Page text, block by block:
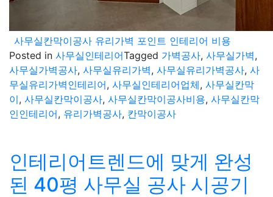
사무실칸막이공사 유리가벽 포인트 인테리어 비용
Posted in 사무실인테리어Tagged 가벽공사, 사무실가벽,
사무실가벽공사, 사무실유리가벽, 사무실유리가벽공사, 사
무실유리가벽인테리어, 사무실인테리어업체, 사무실칸막
이, 사무실칸막이공사, 사무실칸막이공사비용, 사무실칸막
인인테리어, 유리가벽공사, 칸막이공사
인테리어트렌드에 맞게 완성
된 40평 사무실 공사 시공기